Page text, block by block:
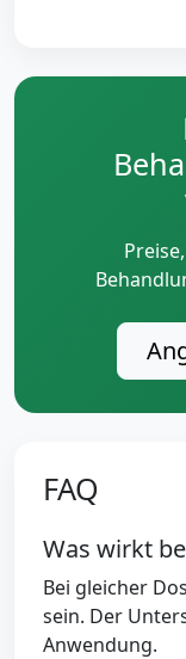
FAQ
Was wirkt
Bei gleicher
sein. Der
Anwendung.